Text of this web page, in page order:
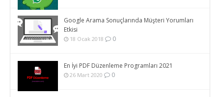
Google Arama Sonuçlarında Müşteri Yorumları
Etkisi
18 Ocak 2018 0
En İyi PDF Düzenleme Programları 2021
26 Mart 2020 0